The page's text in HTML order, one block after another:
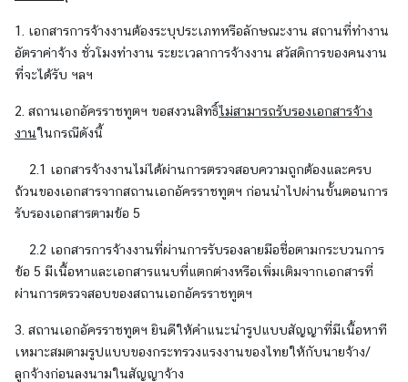
น
เ
อ
ก
อั
ร
า
ทู
ต
ฯ
|
C
o
1. เอกสารการจ้างงานต้องระบุประเภทหรือลักษณะงาน สถานที่ทำงาน
อัตราค่าจ้าง ชั่วโมงทำงาน ระยะเวลาการจ้างงาน สวัสดิการของคนงาน
ที่จะได้รับ ฯลฯ
2. สถานเอกอัครราชทูตฯ ขอสงวนสิทธิ์ไม่สามารถรับรองเอกสารจ้าง
งานในกรณีดังนี้
2.1 เอกสารจ้างงานไม่ได้ผ่านการตรวจสอบความถูกต้องและครบ
ถ้วนของเอกสารจากสถานเอกอัครราชทูตฯ ก่อนนำไปผ่านขั้นตอนการ
รับรองเอกสารตามข้อ 5
2.2 เอกสารการจ้างงานที่ผ่านการรับรองลายมือชื่อตามกระบวนการ
ข้อ 5 มีเนื้อหาและเอกสารแนบที่แตกต่างหรือเพิ่มเติมจากเอกสารที่
ผ่านการตรวจสอบของสถานเอกอัครราชทูตฯ
3. สถานเอกอัครราชทูตฯ ยินดีให้คำแนะนำรูปแบบสัญญาที่มีเนื้อหาที
เหมาะสมตามรูปแบบของกระทรวงแรงงานของไทยให้กับนายจ้าง/
ลูกจ้างก่อนลงนามในสัญญาจ้าง